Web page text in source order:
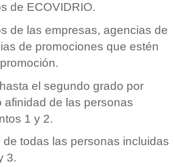
de ECOVIDRIO.
de las empresas, agencias de
de promociones que estén
n.
el segundo grado por
de las personas
1 y 2.
todas las personas incluidas
3.